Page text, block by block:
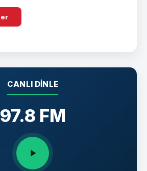
CANLI DINLE
97.8 FM